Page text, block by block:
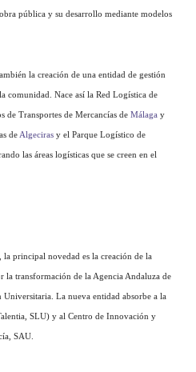
pública y su desarrollo mediante modelos
la creación de una entidad de gestión
comunidad. Nace así la Red Logística de
de Transportes de Mercancías de Málaga y
deAlgeciras y el Parque Logístico de
las áreas logísticas que se creen en el
principal novedad es la creación de la
la transformación de la Agencia Andaluza de
La nueva entidad absorbe a la
SLU) y al Centro de Innovación y
SAU.